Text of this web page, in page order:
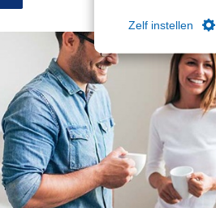
Zelf instellen